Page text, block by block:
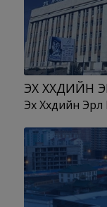
ЭХ ХҮҮХДИЙН
Эх Хүүхдийн